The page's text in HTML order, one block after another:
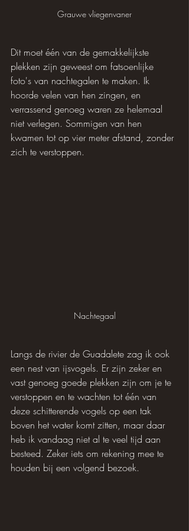
Grauwe vliegenvaner
Dit moet één van de gemakkelijkste
plekken zijn geweest om fatsoenlijke
foto's van nachtegalen te maken. Ik
hoorde velen van hen zingen, en
verrassend genoeg waren ze helemaal
niet verlegen. Sommigen van hen
kwamen tot op vier meter afstand, zonder
zich te verstoppen.
Nachtegaal
Langs de rivier de Guadalete zag ik ook
een nest van ijsvogels. Er zijn zeker en
vast genoeg goede plekken zijn om je te
verstoppen en te wachten tot één van
deze schitterende vogels op een tak
boven het water komt zitten, maar daar
heb ik vandaag niet al te veel tijd aan
besteed. Zeker iets om rekening mee te
houden bij een volgend bezoek.